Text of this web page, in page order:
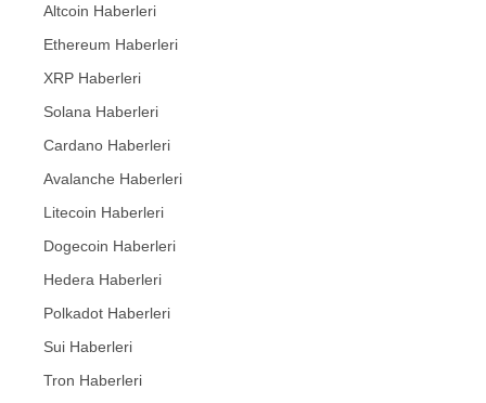
Altcoin Haberleri
Ethereum Haberleri
XRP Haberleri
Solana Haberleri
Cardano Haberleri
Avalanche Haberleri
Litecoin Haberleri
Dogecoin Haberleri
Hedera Haberleri
Polkadot Haberleri
Sui Haberleri
Tron Haberleri